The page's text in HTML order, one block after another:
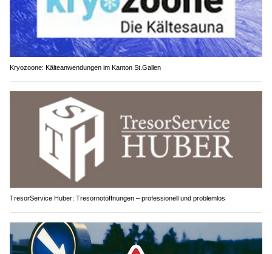
Kryozoone: Kälteanwendungen im Kanton St.Gallen
TresorService Huber: Tresornotöffnungen – professionell und problemlos